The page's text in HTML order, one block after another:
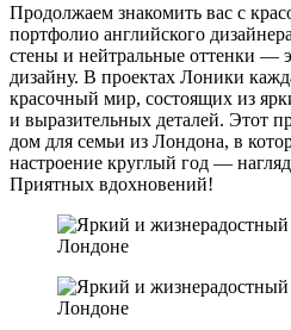
Продолжаем знакомить вас с
портфолио английского
стены и нейтральные оттенки —
дизайну. В проектах Лоники
красочный мир, состоящих из
и выразительных деталей. Этот
дом для семьи из Лондона, в
настроение круглый год —
Приятных вдохновений!